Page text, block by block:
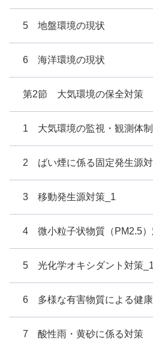
5 地盤環境の現状
6 海洋環境の現状
第2節 大気環境の保全対策
1 大気環境の監視・観測体
2 ばい煙に係る固定発生源
3 移動発生源対策_1
4 微小粒子状物質（PM2.5）
5 光化学オキシダント対策_1
6 多様な有害物質による健
7 酸性雨・黄砂に係る対策